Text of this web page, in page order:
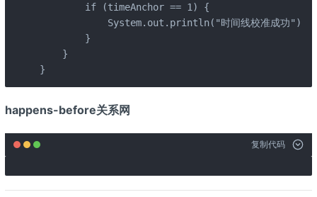
        if (timeAnchor == 1) {
            System.out.println("时间线校准成功");
        }
    }
}
happens-before关系网
复制代码